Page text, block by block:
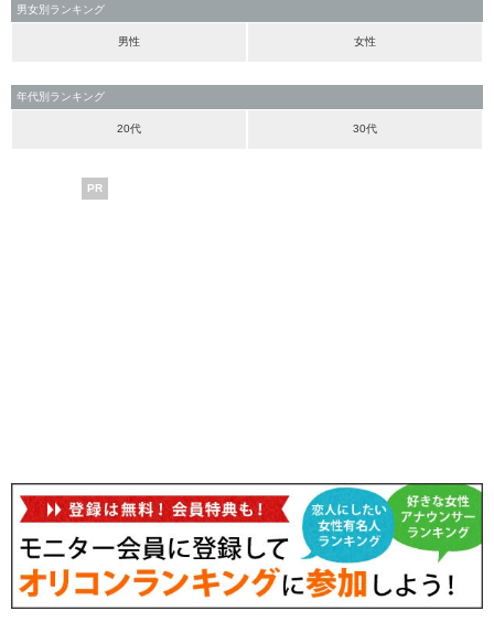
男女別ランキング
男性 女性
年代別ランキング
20代 30代
PR